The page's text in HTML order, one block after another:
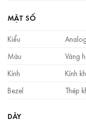
MẶT SỐ
Kiểu
Analog
Màu
Vàng
Kính
Kính
Bezel
Thép
DÂY